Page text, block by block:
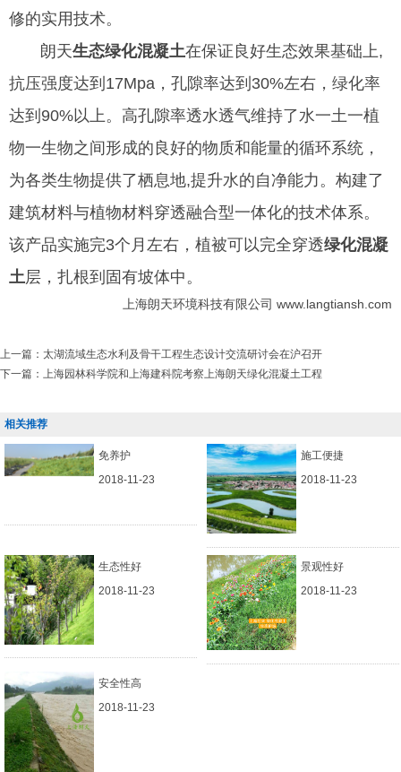
修的实用技术。
朗天生态绿化混凝土在保证良好生态效果基础上,
抗压强度达到17Mpa，孔隙率达到30%左右，绿化率
达到90%以上。高孔隙率透水透气维持了水一土一植
物一生物之间形成的良好的物质和能量的循环系统，
为各类生物提供了栖息地,提升水的自净能力。构建了
建筑材料与植物材料穿透融合型一体化的技术体系。
该产品实施完3个月左右，植被可以完全穿透绿化混凝
土层，扎根到固有坡体中。
上海朗天环境科技有限公司 www.langtiansh.com
上一篇： 太湖流域生态水利及骨干工程生态设计交流研讨会在沪召开
下一篇：
上海园林科学院和上海建科院考察上海朗天绿化混凝土工程
相关推荐
免养护
2018-11-23
施工便捷
2018-11-23
生态性好
2018-11-23
景观性好
2018-11-23
安全性高
2018-11-23